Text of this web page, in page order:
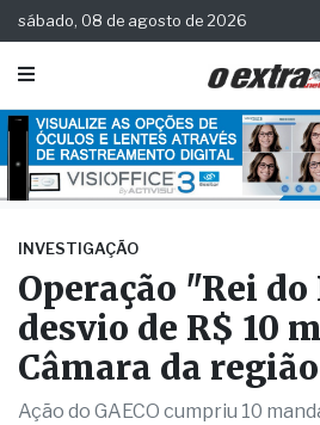
sábado, 08 de agosto de 2026
INVESTIGAÇÃO
Operação "Rei
desvio de R$ 10
Câmara da região
Ação do GAECO cumpriu 10